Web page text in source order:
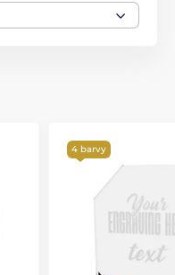
4 barvy